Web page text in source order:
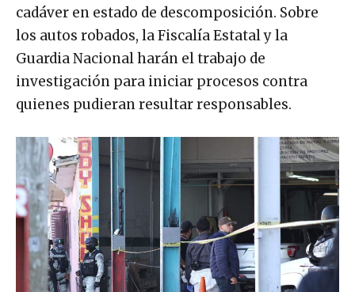
cadáver en estado de descomposición. Sobre
los autos robados, la Fiscalía Estatal y la
Guardia Nacional harán el trabajo de
investigación para iniciar procesos contra
quienes pudieran resultar responsables.